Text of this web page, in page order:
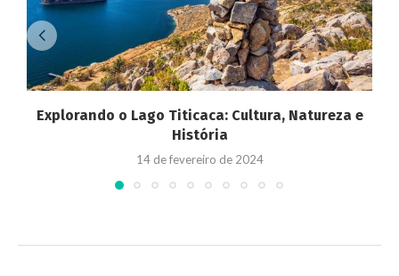
Explorando o Lago Titicaca: Cultura, Natureza e
História
14 de fevereiro de 2024